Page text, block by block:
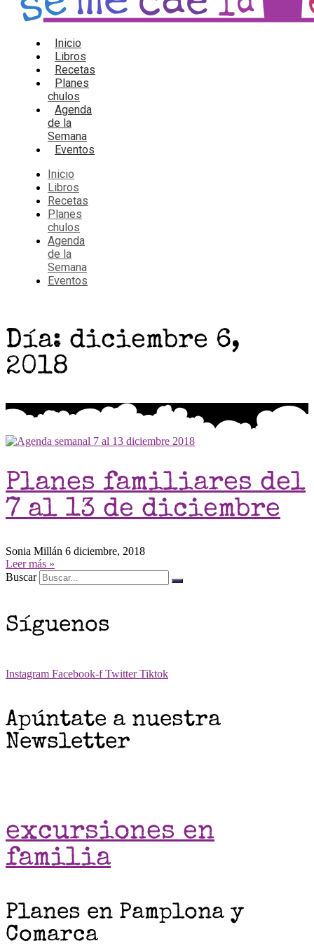
Inicio
Libros
Recetas
Planes
chulos
Agenda
de la
Semana
Eventos
Inicio
Libros
Recetas
Planes
chulos
Agenda
de la
Semana
Eventos
Día: diciembre 6,
2018
Planes familiares del
7 al 13 de diciembre
Sonia Millán 6 diciembre, 2018
Leer más »
Buscar
Síguenos
Instagram Facebook-f Twitter Tiktok
Apúntate a nuestra
Newsletter
excursiones en
familia
Planes en Pamplona y
Comarca